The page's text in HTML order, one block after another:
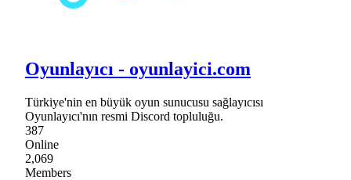
Oyunlayıcı - oyunlayici.com
Türkiye'nin en büyük oyun sunucusu sağlayıcısı
Oyunlayıcı'nın resmi Discord topluluğu.
387
Online
2,069
Members